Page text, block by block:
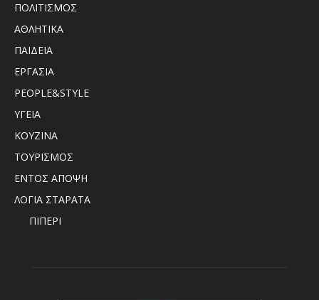
ΠΟΛΙΤΙΣΜΟΣ
ΑΘΛΗΤΙΚΑ
ΠΑΙΔΕΙΑ
ΕΡΓΑΣΙΑ
PEOPLE&STYLE
ΥΓΕΙΑ
ΚΟΥΖΙΝΑ
ΤΟΥΡΙΣΜΟΣ
ΕΝΤΟΣ ΑΠΟΨΗ
ΛΟΓΙΑ ΣΤΑΡΑΤΑ
ΠΙΠΕΡΙ